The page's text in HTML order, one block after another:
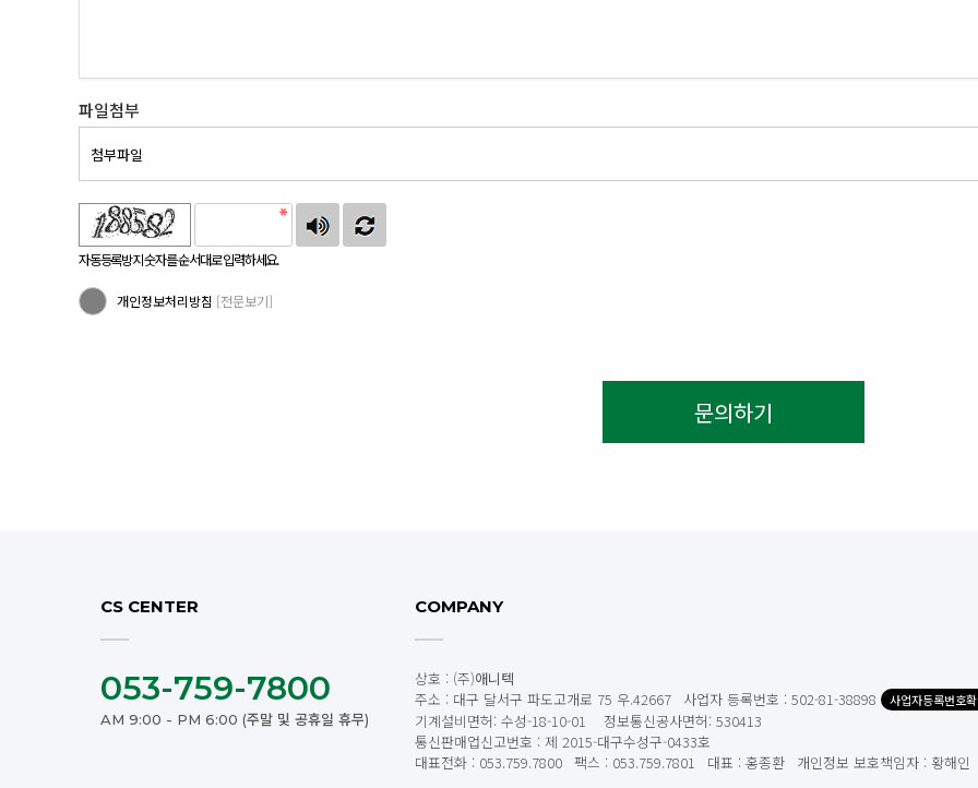
파일첨부
첨부파일
자동등록방지 숫자를 순서대로 입력하세요.
개인정보처리방침 [전문보기]
문의하기
CS CENTER
053-759-7800
AM 9:00 - PM 6:00 (주말 및 공휴일 휴무)
COMPANY
상호 : (주)애니텍
주소 : 대구 달서구 파도고개로 75 우.42667
사업자 등록번호 : 502-81-38898 사업자등록번호
기계설비면허: 수성-18-10-01 정보통신공사면허: 530413
통신판매업신고번호 : 제 2015-대구수성구-0433호
대표전화 : 053.759.7800 팩스 : 053.759.7801 대표 : 홍종환 개인정보 보호책임자 : 황해인